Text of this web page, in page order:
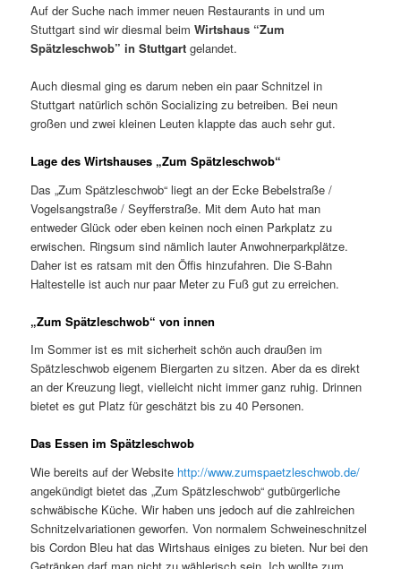
Auf der Suche nach immer neuen Restaurants in und um
Stuttgart sind wir diesmal beimWirtshaus “Zum
Spätzleschwob” in Stuttgart gelandet.
Auch diesmal ging es darum neben ein paar Schnitzel in
Stuttgart natürlich schön Socializing zu betreiben. Bei neun
großen und zwei kleinen Leuten klappte das auch sehr gut.
Lage des Wirtshauses „Zum Spätzleschwob“
Das „Zum Spätzleschwob“ liegt an der Ecke Bebelstraße /
Vogelsangstraße / Seyfferstraße. Mit dem Auto hat man
entweder Glück oder eben keinen noch einen Parkplatz zu
erwischen. Ringsum sind nämlich lauter Anwohnerparkplätze.
Daher ist es ratsam mit den Öffis hinzufahren. Die S-Bahn
Haltestelle ist auch nur paar Meter zu Fuß gut zu erreichen.
„Zum Spätzleschwob“ von innen
Im Sommer ist es mit sicherheit schön auch draußen im
Spätzleschwob eigenem Biergarten zu sitzen. Aber da es direkt
an der Kreuzung liegt, vielleicht nicht immer ganz ruhig. Drinnen
bietet es gut Platz für geschätzt bis zu 40 Personen.
Das Essen im Spätzleschwob
Wie bereits auf der Website http://www.zumspaetzleschwob.de/
angekündigt bietet das „Zum Spätzleschwob“ gutbürgerliche
schwäbische Küche. Wir haben uns jedoch auf die zahlreichen
Schnitzelvariationen geworfen. Von normalem Schweineschnitzel
bis Cordon Bleu hat das Wirtshaus einiges zu bieten. Nur bei den